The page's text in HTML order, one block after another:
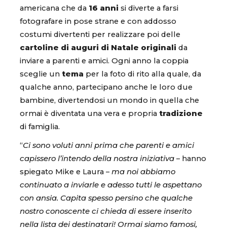
americana che da 16 anni si diverte a farsi
fotografare in pose strane e con addosso
costumi divertenti per realizzare poi delle
cartoline di auguri di Natale originali da
inviare a parenti e amici. Ogni anno la coppia
sceglie un tema per la foto di rito alla quale, da
qualche anno, partecipano anche le loro due
bambine, divertendosi un mondo in quella che
ormai è diventata una vera e propria tradizione
di famiglia.
“Ci sono voluti anni prima che parenti e amici
capissero l’intendo della nostra iniziativa – hanno
spiegato Mike e Laura – ma noi abbiamo
continuato a inviarle e adesso tutti le aspettano
con ansia. Capita spesso persino che qualche
nostro conoscente ci chieda di essere inserito
nella lista dei destinatari! Ormai siamo famosi,